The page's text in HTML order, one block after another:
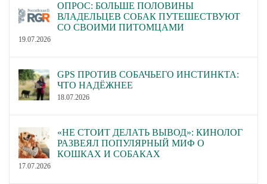
ОПРОС: БОЛЬШЕ ПОЛОВИНЫ
ВЛАДЕЛЬЦЕВ СОБАК ПУТЕШЕСТВУЮТ
СО СВОИМИ ПИТОМЦАМИ
19.07.2026
GPS ПРОТИВ СОБАЧЬЕГО ИНСТИНКТА:
ЧТО НАДЁЖНЕЕ
18.07.2026
«НЕ СТОИТ ДЕЛАТЬ ВЫВОД»: КИНОЛОГ
РАЗВЕЯЛ ПОПУЛЯРНЫЙ МИФ О
КОШКАХ И СОБАКАХ
17.07.2026